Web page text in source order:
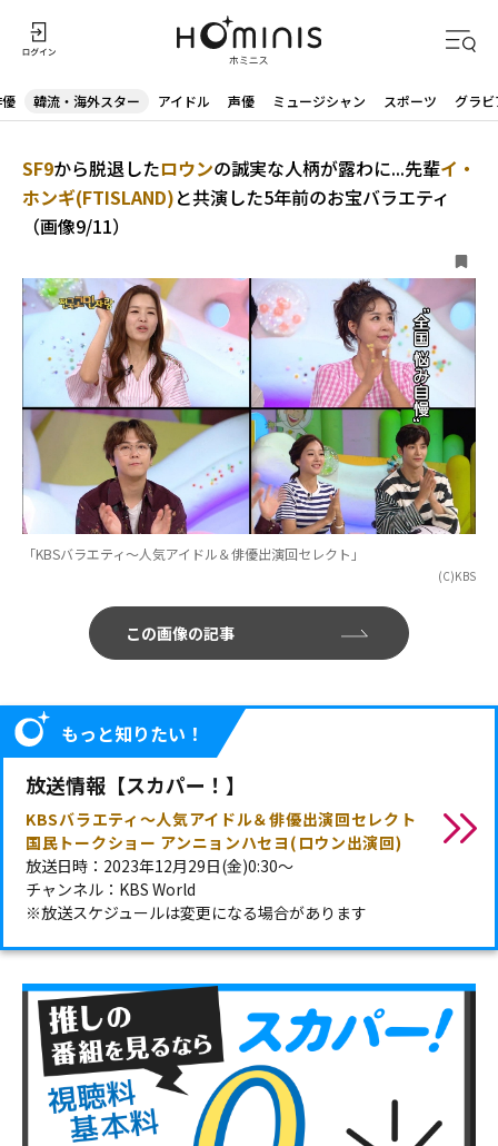
韓流・海外スター アイドル 声優 ミュージシャン スポーツ グラビ
SF9から脱退したロウンの誠実な人柄が露わに...先輩イ・
ホンギ(FTISLAND)と共演した5年前のお宝バラエティ
（画像9/11）
「KBSバラエティ～人気アイドル＆俳優出演回セレクト」
(C)KBS
この画像の記事
もっと知りたい！
放送情報【スカパー！】
KBSバラエティ～人気アイドル＆俳優出演回セレクト
国民トークショー アンニョンハセヨ(ロウン出演回)
放送日時：2023年12月29日(金)0:30～
チャンネル：KBS World
※放送スケジュールは変更になる場合があります